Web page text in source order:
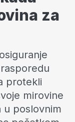
za
protekli
mirovine
u poslovnim